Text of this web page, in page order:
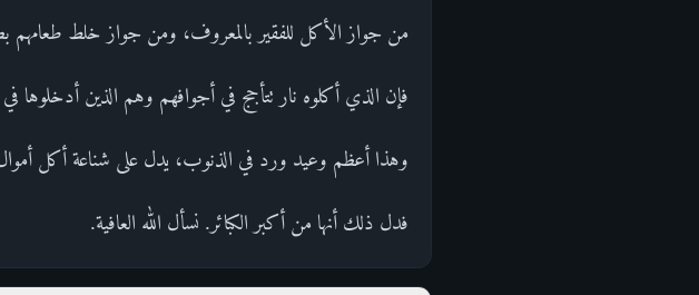
من جواز الأكل للفقير بالمعروف، ومن جواز خلط طعامهم
فإن الذي أكلوه نار تتأجج في أجوافهم وهم الذين أدخلوها
وهذا أعظم وعيد ورد في الذنوب، يدل على شناعة أكل أموال
فدل ذلك أنها من أكبر الكبائر. نسأل الله العافية.